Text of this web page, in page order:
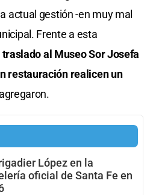
actual gestión -en muy mal
Frente a esta
al Museo Sor Josefa
restauración realicen un
López en la
oficial de Santa Fe en